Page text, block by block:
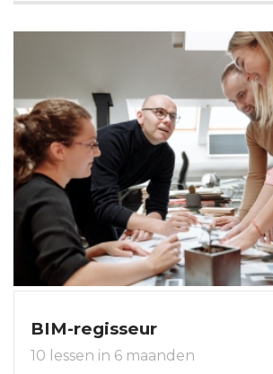
BIM-regisseur
10 lessen in 6 maanden